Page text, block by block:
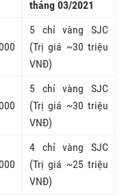
tháng 03/2021
5 chỉ vàng SJC
(Trị giá ~30 triệu
VNĐ)
5 chỉ vàng SJC
(Trị giá ~30 triệu
VNĐ)
4 chỉ vàng SJC
(Trị giá ~25 triệu
VNĐ)